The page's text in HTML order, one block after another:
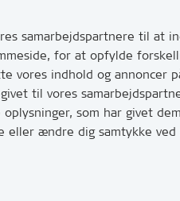
Digital Post
her hvordan
huller i vejen eller andet
mange opkald mellem kl.
samarbejdspartnere til at
for at opfylde
vores indhold og annoncer
til vores
som har givet
ændre dig samtykke ved